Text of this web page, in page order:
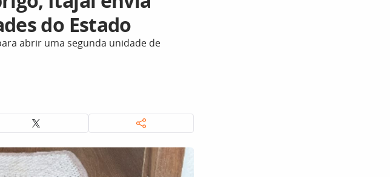
do Estado
abrir uma segunda unidade de